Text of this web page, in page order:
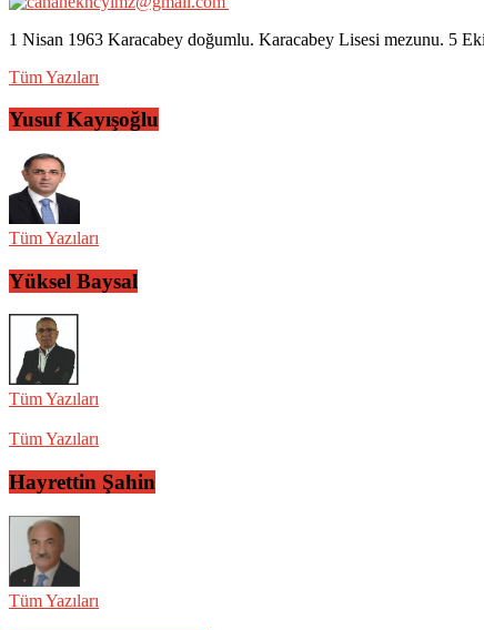
1 Nisan 1963 Karacabey doğumlu. Karacabey Lisesi mezunu. 5
Tüm Yazıları
Yusuf Kayışoğlu
Tüm Yazıları
Yüksel Baysal
Tüm Yazıları
Tüm Yazıları
Hayrettin Şahin
Tüm Yazıları